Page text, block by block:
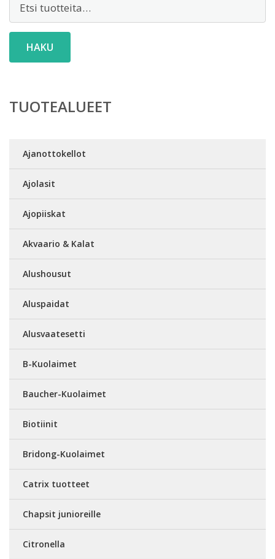
HAKU
TUOTEALUEET
Ajanottokellot
Ajolasit
Ajopiiskat
Akvaario & Kalat
Alushousut
Aluspaidat
Alusvaatesetti
B-Kuolaimet
Baucher-Kuolaimet
Biotiinit
Bridong-Kuolaimet
Catrix tuotteet
Chapsit junioreille
Citronella